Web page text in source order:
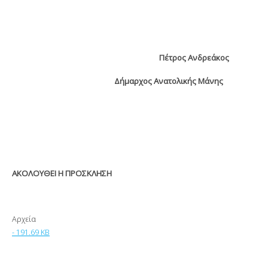
Πέτρος Ανδρεάκος
Δήμαρχος Ανατολικής Μάνης
ΑΚΟΛΟΥΘΕΙ Η ΠΡΟΣΚΛΗΣΗ
Αρχεία
- 191.69 KB